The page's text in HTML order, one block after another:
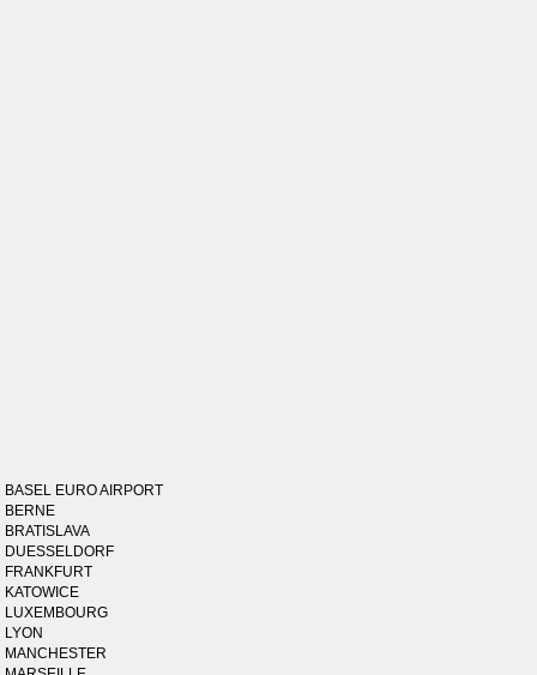
BASEL EURO AIRPORT
BERNE
BRATISLAVA
DUESSELDORF
FRANKFURT
KATOWICE
LUXEMBOURG
LYON
MANCHESTER